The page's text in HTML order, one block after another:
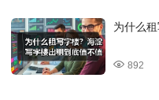
为什么
892